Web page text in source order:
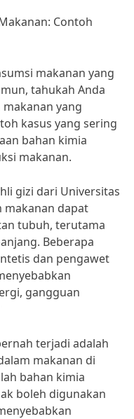
Contoh
makanan yang
tahukah Anda
yang
kasus yang sering
bahan kimia
makanan.
gizi dari Universitas
makanan dapat
tubuh, terutama
Beberapa
dan pengawet
gangguan
terjadi adalah
makanan di
bahan kimia
boleh digunakan